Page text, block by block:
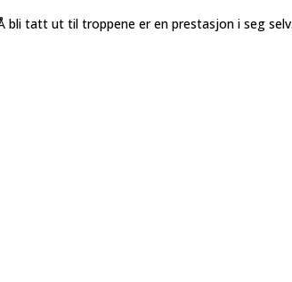
bli tatt ut til troppene er en prestasjon i seg